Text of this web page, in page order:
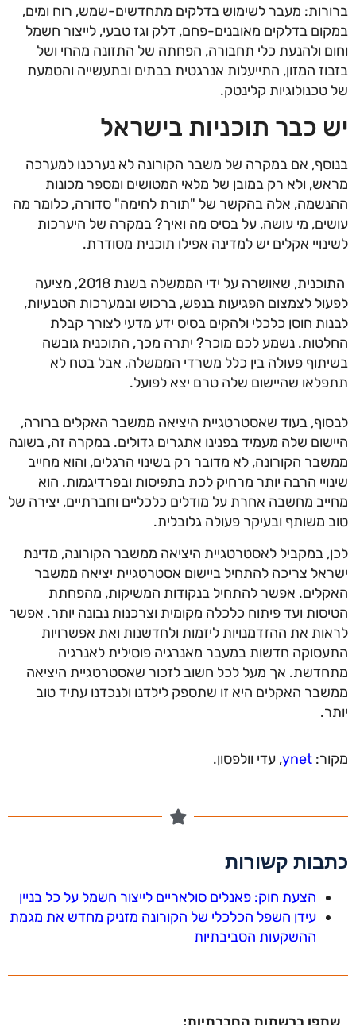
ברורות: מעבר לשימוש בדלקים מתחדשים-שמש, רוח ומים,
במקום בדלקים מאובנים-פחם, דלק וגז טבעי, לייצור חשמל
וחום ולהנעת כלי תחבורה, הפחתה של התזונה מהחי ושל
בזבוז המזון, התייעלות אנרגטית בבתים ובתעשייה והטמעת
של טכנולוגיות קלינטק.
יש כבר תוכניות בישראל
בנוסף, אם במקרה של משבר הקורונה לא נערכנו למערכה
מראש, ולא רק במובן של מלאי המטושים ומספר מכונות
ההנשמה, אלה בהקשר של "תורת לחימה" סדורה, כלומר מה
עושים, מי עושה, על בסיס מה ואיך? במקרה של היערכות
לשינויי אקלים יש למדינה אפילו תוכנית מסודרת.
התוכנית, שאושרה על ידי הממשלה בשנת 2018, מציעה
לפעול לצמצום הפגיעות בנפש, ברכוש ובמערכות הטבעיות,
לבנות חוסן כלכלי ולהקים בסיס ידע מדעי לצורך קבלת
החלטות. נשמע לכם מוכר? יתרה מכך, התוכנית גובשה
בשיתוף פעולה בין כלל משרדי הממשלה, אבל בטח לא
תתפלאו שהיישום שלה טרם יצא לפועל.
לבסוף, בעוד שאסטרטגיית היציאה ממשבר האקלים ברורה,
היישום שלה מעמיד בפנינו אתגרים גדולים. במקרה זה, בשונה
ממשבר הקורונה, לא מדובר רק בשינוי הרגלים, והוא מחייב
שינויי הרבה יותר מרחיק לכת בתפיסות ובפרדיגמות. הוא
מחייב מחשבה אחרת על מודלים כלכליים וחברתיים, יצירה של
טוב משותף ובעיקר פעולה גלובלית.
לכן, במקביל לאסטרטגיית היציאה ממשבר הקורונה, מדינת
ישראל צריכה להתחיל ביישום אסטרטגיית יציאה ממשבר
האקלים. אפשר להתחיל בנקודות המשיקות, מהפחתת
הטיסות ועד פיתוח כלכלה מקומית וצרכנות נבונה יותר. אפשר
לראות את ההזדמנויות ליזמות ולחדשנות ואת אפשרויות
התעסוקה חדשות במעבר מאנרגיה פוסילית לאנרגיה
מתחדשת. אך מעל לכל חשוב לזכור שאסטרטגיית היציאה
ממשבר האקלים היא זו שתספק לילדנו ולנכדנו עתיד טוב
יותר.
מקור: ynet, עדי וולפסון.
כתבות קשורות
הצעת חוק: פאנלים סולאריים לייצור חשמל על כל בניין
עידן השפל הכלכלי של הקורונה מזניק מחדש את מגמת
ההשקעות הסביבתיות